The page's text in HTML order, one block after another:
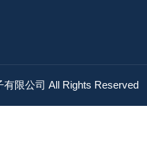
限公司 All Rights Reserved